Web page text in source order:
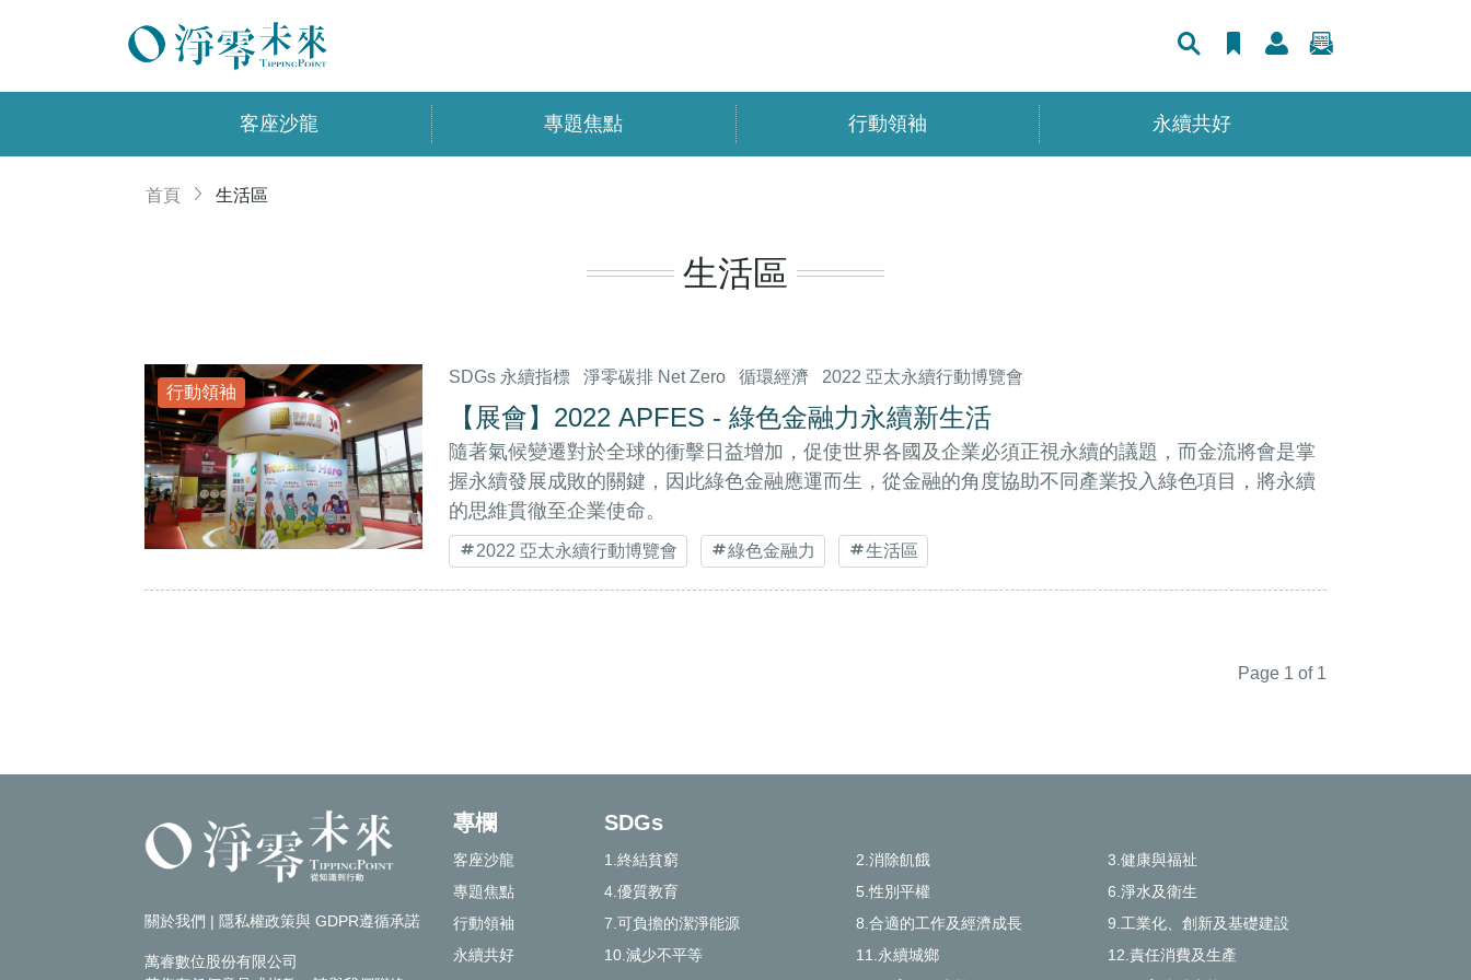
客座沙龍 專題焦點 行動領袖 永續共好
首頁 生活區
生活區
行動領袖
SDGs 永續指標 淨零碳排 Net Zero 循環經濟 2022 亞太永續行動博覽會
【展會】2022 APFES - 綠色金融力永續新生活
隨著氣候變遷對於全球的衝擊日益增加，促使世界各國及企業必須正視永續的議題，而金流將會是掌
握永續發展成敗的關鍵，因此綠色金融應運而生，從金融的角度協助不同產業投入綠色項目，將永續
的思維貫徹至企業使命。
2022 亞太永續行動博覽會 綠色金融力 生活區
Page 1 of 1
關於我們 | 隱私權政策與 GDPR遵循承諾
萬睿數位股份有限公司
專欄
客座沙龍
專題焦點
行動領袖
永續共好
SDGs
1.終結貧窮 2.消除飢餓
3.健康與福祉
4.優質教育
5.性別平權
6.淨水及衛生
7.可負擔的潔淨能源
8.合適的工作及經濟成長
9.工業化、創新及基礎建設
10.減少不平等
11.永續城鄉
12.責任消費及生產